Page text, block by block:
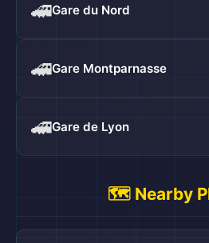
🚄Gare du Nord
🚄Gare Montparnasse
🚄Gare de Lyon
🗺️ Nearby